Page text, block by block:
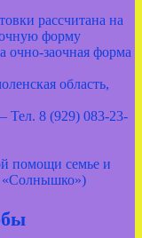
рассчитана на
очную форму
очно-заочная форма
область,
8 (929) 083-23-
помощи семье и